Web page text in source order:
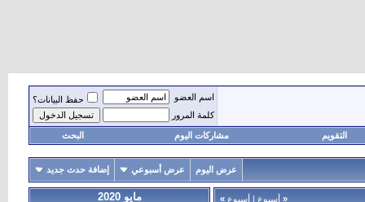
اسم العضو
حفظ البيانات؟
كلمة المرور
التقويم مشاركات اليوم البحث
عرض اليوم عرض أسبوعي إضافة حدث جديد
« أسبوع | أسبوع » مايو 2020